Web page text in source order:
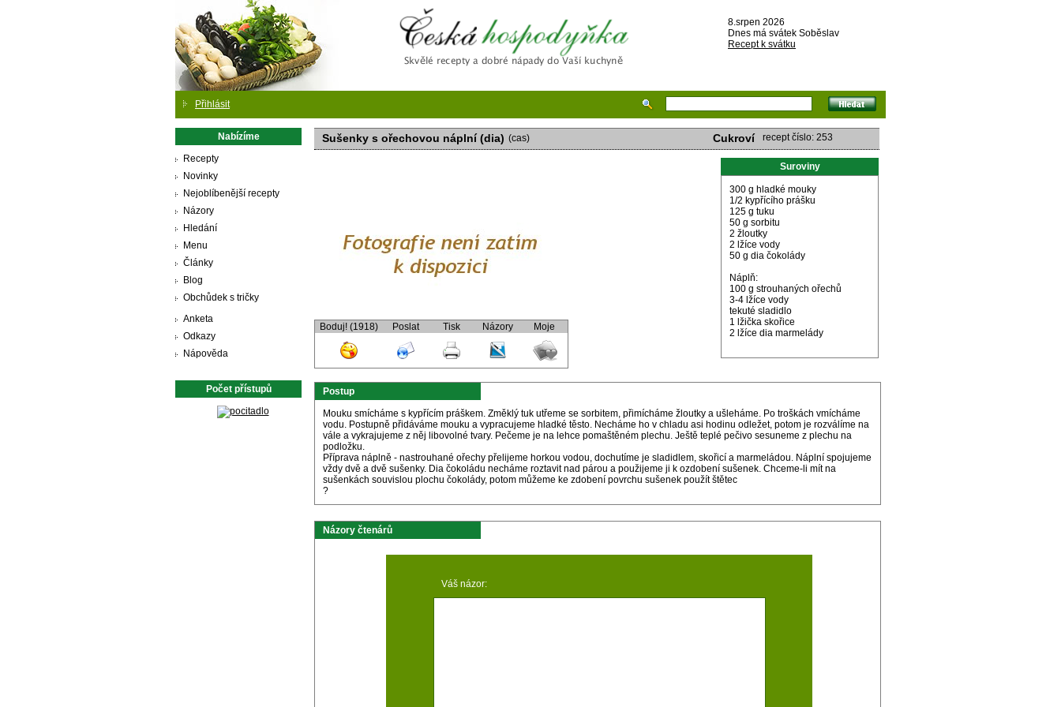
Česká hospodyňka
8.srpen 2026
Dnes má svátek Soběslav
Recept k svátku
Přihlásit
Nabízíme
Recepty
Novinky
Nejoblíbenější recepty
Názory
Hledání
Menu
Články
Blog
Obchůdek s tričky
Anketa
Odkazy
Nápověda
Počet přístupů
Sušenky s ořechovou náplní (dia) (cas) Cukroví recept číslo: 253
Boduj! (1918) Poslat Tisk Názory Moje
Suroviny
300 g hladké mouky
1/2 kypřícího prášku
125 g tuku
50 g sorbitu
2 žloutky
2 lžíce vody
50 g dia čokolády
Náplň:
100 g strouhaných ořechů
3-4 lžíce vody
tekuté sladidlo
1 lžička skořice
2 lžíce dia marmelády
Postup
Mouku smícháme s kypřícím práškem. Změklý tuk utřeme se sorbitem, přimícháme žloutky a ušleháme. Po troškách vmícháme
vodu. Postupně přidáváme mouku a vypracujeme hladké těsto. Necháme ho v chladu asi hodinu odležet, potom je rozválíme na
vále a vykrajujeme z něj libovolné tvary. Pečeme je na lehce pomaštěném plechu. Ještě teplé pečivo sesuneme z plechu na
podložku.
Příprava náplně - nastrouhané ořechy přelijeme horkou vodou, dochutíme je sladidlem, skořicí a marmeládou. Náplní spojujeme
vždy dvě a dvě sušenky. Dia čokoládu necháme roztavit nad párou a použijeme ji k ozdobení sušenek. Chceme-li mít na
sušenkách souvislou plochu čokolády, potom můžeme ke zdobení povrchu sušenek použít štětec
?
Názory čtenárů
Váš názor: